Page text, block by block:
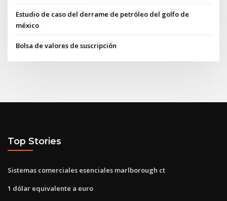
Estudio de caso del derrame de petróleo del golfo de
méxico
Bolsa de valores de suscripción
Top Stories
Sistemas comerciales esenciales marlborough ct
1 dólar equivalente a euro